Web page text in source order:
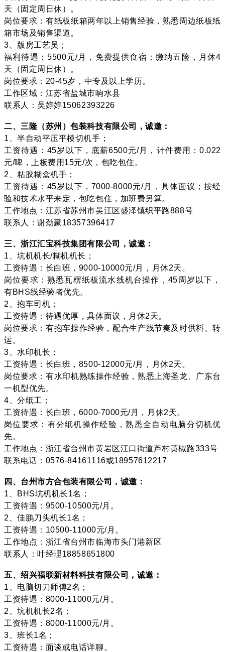
天（固定周日休）。
岗位要求：有纸板纸箱两年以上销售经验，熟悉周边纸板纸
箱市场及销售渠道。
3、版房工艺员；
福利待遇：5500元/月，免费提供食宿；缴纳五险，月休4
天（固定周日休）。
岗位要求：20-45岁，中专及以上学历。
工作区域：江苏省盐城市响水县
联系人：吴婷婷15062393226
二、三隆（苏州）包装科技有限公司，诚邀：
1、半自动平压平模切机手；
工资待遇：45岁以下，底薪6500元/月，计件费用：0.022
元/啤，上板费用15元/次，包吃包住。
2、粘胶糊盒机手；
工资待遇：45岁以下，7000-8000元/月，具体面议；按经
验和技术水平来定，包吃包住，加班费另算。
工作地点：江苏省苏州市吴江区盛泽镇织平路888号
联系人：谢劲豪18357396417
三、浙江汇宝科技集团有限公司，诚邀：
1、坑机机长/糊机机长；
工资待遇：长白班，9000-10000元/月，月休2天。
岗位要求：熟悉瓦楞纸板流水线机台操作，45周岁以下，
有BHS线经验者优先。
2、抱车司机；
工资待遇：待遇优厚，具体面议，月休2天。
岗位要求：有抱车操作经验，配合生产线节奏及时供料、转
运。
3、水印机长；
工资待遇：长白班，8500-12000元/月，月休2天。
岗位要求：有水印机熟练操作经验，熟悉上海圣龙、广东台
一机型优先。
4、分纸工；
工资待遇：长白班，6000-7000元/月，月休2天。
岗位要求：有分纸机操作经验，熟悉全自动电脑分切机优
先。
工作地点：浙江省台州市黄岩区江口街道芦村黄椒路333号
联系电话：0576-84161116或18957612217
四、台州市方合包装有限公司，诚邀：
1、BHS坑机机长1名；
工资待遇：9500-10500元/月。
2、佳鹏刀头机长1名；
工资待遇：10500-11000元/月。
工作地点：浙江省台州市临海市头门港新区
联系人：叶经理18858651800
五、绍兴福联新材料科技有限公司，诚邀：
1、电脑切刀师傅2名；
工资待遇：8000-11000元/月。
2、坑机机长2名；
工资待遇：8000-11000元/月。
3、班长1名；
工资待遇：面谈或电话详聊。